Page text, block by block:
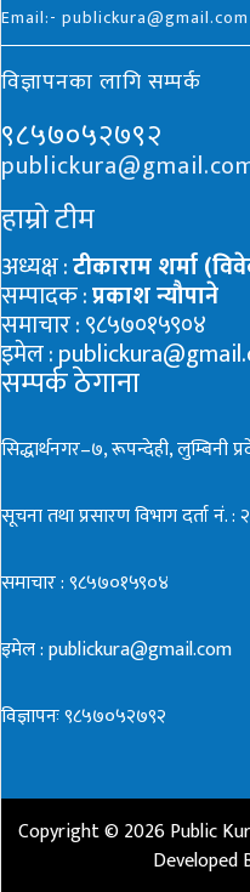
Email:- publickura@gmail.com
विज्ञापनका लागि सम्पर्क
९८५७०५२७९२
हाम्रो टीम
अध्यक्ष :टीकाराम शर्मा
सम्पादक :प्रकाश न्यौपाने
समाचार : ९८५७०१५९०४
इमेल :
सम्पर्क ठेगाना
सिद्धार्थनगर–७, रूपन्देही, लुम्बिनी
सूचना तथा प्रसारण विभाग दर्ता नं.
समाचार : ९८५७०१५९०४
इमेल : publickura@gmail.com
विज्ञापनः ९८५७०५२७९२
Copyright ©2026Public
Developed